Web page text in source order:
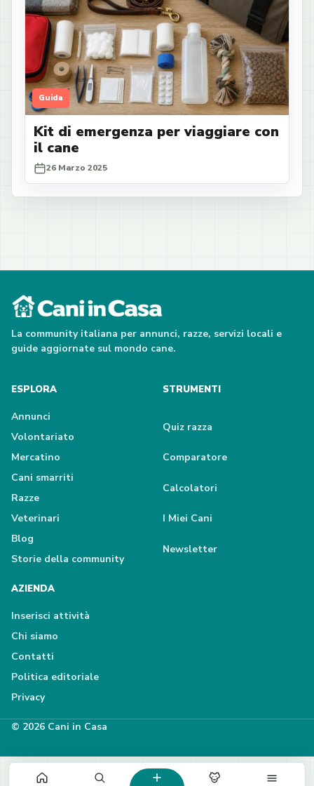
Guida
Kit di emergenza per viaggiare con
il cane
26 Marzo 2025
La community italiana per annunci, razze, servizi locali e
guide aggiornate sul mondo cane.
ESPLORA
Annunci
Volontariato
Mercatino
Cani smarriti
Razze
Veterinari
Blog
Storie della community
STRUMENTI
Quiz razza
Comparatore
Calcolatori
I Miei Cani
Newsletter
AZIENDA
Inserisci attività
Chi siamo
Contatti
Politica editoriale
Privacy
© 2026 Cani in Casa